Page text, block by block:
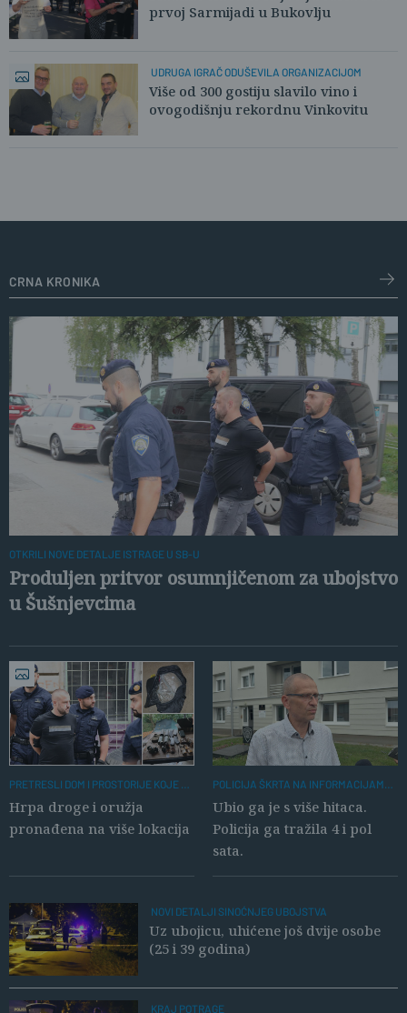
prvoj Sarmijadi u Bukovlju
UDRUGA IGRAČ ODUŠEVILA ORGANIZACIJOM
Više od 300 gostiju slavilo vino i
ovogodišnju rekordnu Vinkovitu
crna kronika
OTKRILI NOVE DETALJE ISTRAGE U SB-U
Produljen pritvor osumnjičenom za ubojstvo
u Šušnjevcima
PRETRESLI DOM I PROSTORIJE KOJE JE
Hrpa droge i oružja
pronađena na više lokacija
POLICIJA ŠKRTA NA INFORMACIJAMA.
Ubio ga je s više hitaca.
Policija ga tražila 4 i pol
sata.
NOVI DETALJI SINOĆNJEG UBOJSTVA
Uz ubojicu, uhićene još dvije osobe
(25 i 39 godina)
KRAJ POTRAGE